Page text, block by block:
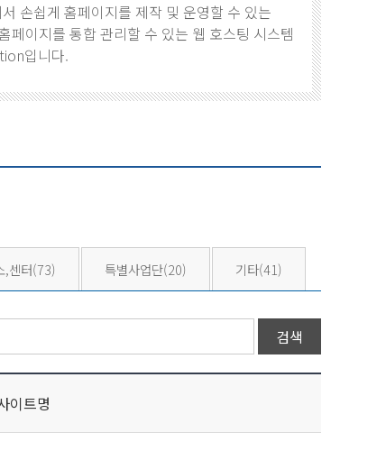
손쉽게 홈페이지를 제작 및 운영할 수 있는
페이지를 통합 관리할 수 있는 웹 호스팅 시스템
입니다.
,센터(73) 특별사업단(20) 기타(41)
이트명